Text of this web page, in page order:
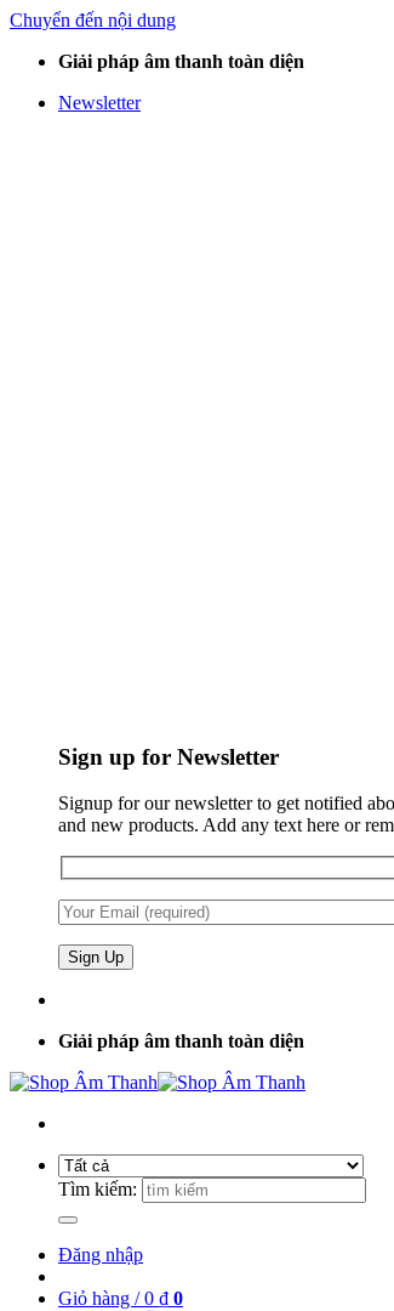
Chuyển đến nội dung
Giải pháp âm thanh toàn diện
Newsletter
Sign up for Newsletter
Signup for our newsletter to get notified
and new products. Add any text here or
Giải pháp âm thanh toàn diện
Tìm kiếm:
Đăng nhập
Giỏ hàng /0 ₫ 0